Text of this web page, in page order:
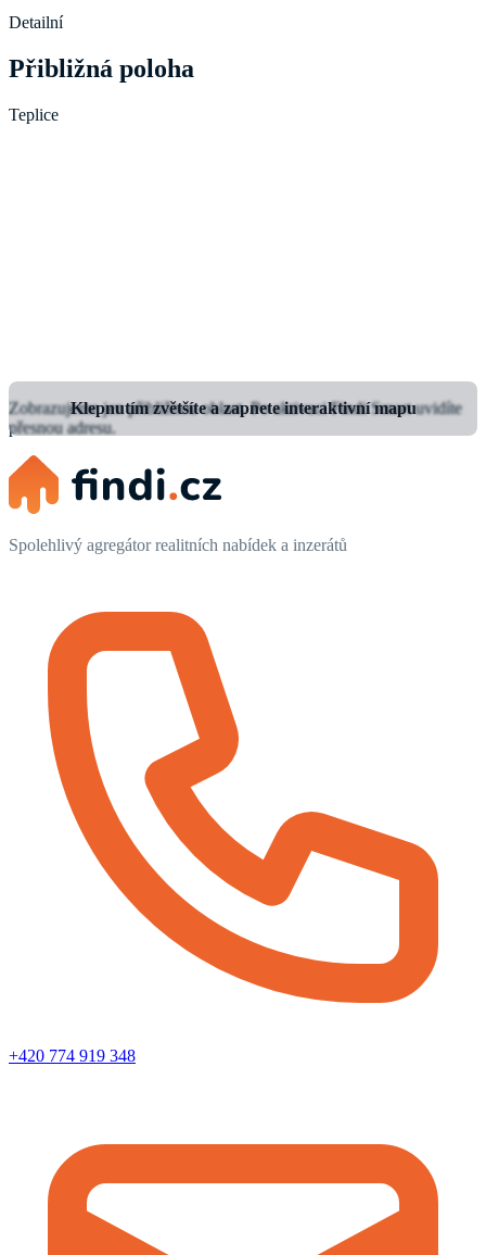
Detailní
Přibližná poloha
Teplice
Klepnutím zvětšíte a zapnete interaktivní mapu
Zobrazujeme jen přibližnou oblast.Po aktivaci Findi Smart uvidíte
přesnou adresu.
Spolehlivý agregátor realitních nabídek a inzerátů
+420 774 919 348